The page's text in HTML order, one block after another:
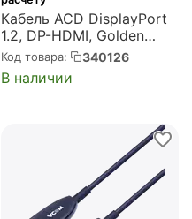
Кабель ACD DisplayPort
1.2, DP-HDMI, Golden
Plated, 20m/19m,
Черный, 1.8м (742453)
(ACD-DDHM2-18B)
Код товара: 340126
В наличии